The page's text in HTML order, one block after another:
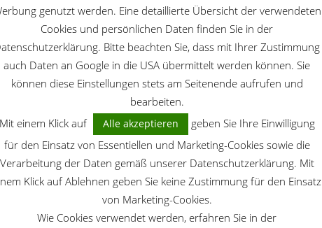
genutzt werden. Eine detaillierte Übersicht der verwendeten
Cookies und persönlichen Daten finden Sie in der
Bitte beachten Sie, dass mit Ihrer Zustimmung
auch Daten an Google in die USA übermittelt werden können. Sie
können diese Einstellungen stets am Seitenende aufrufen und
bearbeiten.
einem Klick auf
Alle akzeptieren
geben Sie Ihre Einwilligung
für den Einsatz von Essentiellen und Marketing-Cookies sowie die
Verarbeitung der Daten gemäß unserer Datenschutzerklärung. Mit
Klick auf Ablehnen geben Sie keine Zustimmung für den Einsatz
von Marketing-Cookies.
Wie Cookies verwendet werden, erfahren Sie in der